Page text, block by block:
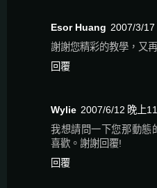
Esor Huang 2007/3/17
謝謝您精彩的教學，又
回覆
Wylie 2007/6/12 晚上
我想請問一下您那動態
喜歡。謝謝回覆!
回覆